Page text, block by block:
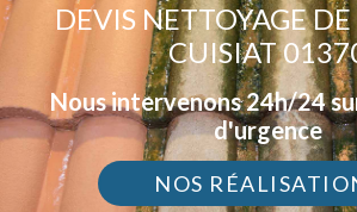
DEVIS NETTOYAGE
CUISIAT
Nous intervenons 24h/24
d'urgence
NOS